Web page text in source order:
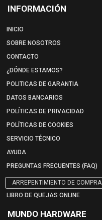
INFORMACIÓN
INICIO
SOBRE NOSOTROS
CONTACTO
¿DÓNDE ESTAMOS?
POLITICAS DE GARANTIA
DATOS BANCARIOS
POLÍTICAS DE PRIVACIDAD
POLÍTICAS DE COOKIES
SERVICIO TÉCNICO
AYUDA
PREGUNTAS FRECUENTES (FAQ)
ARREPENTIMIENTO DE COMPRA
LIBRO DE QUEJAS ONLINE
MUNDO HARDWARE